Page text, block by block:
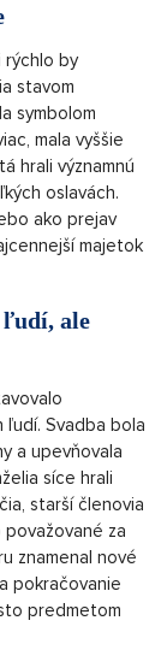
rýchlo by
stavom
symbolom
mala vyššie
hrali významnú
oslavách.
ako prejav
majetok
ľudí, ale
ľudí. Svadba bola
a upevňovala
síce hrali
starší členovia
za
znamenal nové
pokračovanie
predmetom